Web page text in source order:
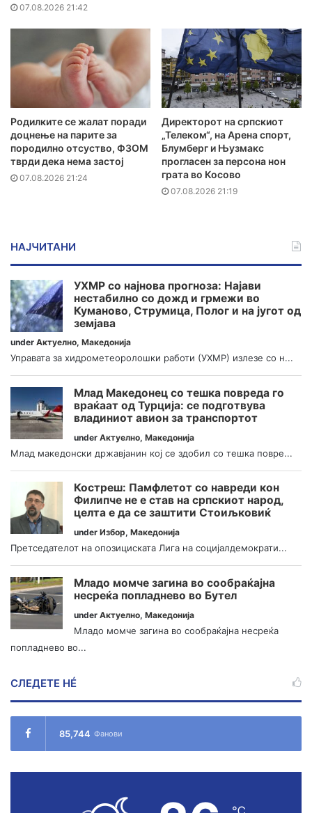
07.08.2026 21:42
Родилките се жалат поради
доцнење на парите за
породилно отсуство, ФЗОМ
тврди дека нема застој
07.08.2026 21:24
Директорот на српскиот
„Телеком“, на Арена спорт,
Блумберг и Њузмакс
прогласен за персона нон
грата во Косово
07.08.2026 21:19
НАЈЧИТАНИ
УХМР со најнова прогноза: Најави
нестабилно со дожд и грмежи во
Куманово, Струмица, Полог и на југот од
земјава
under Актуелно, Македонија
Управата за хидрометеоролошки работи (УХМР) излезе со н...
Млад Македонец со тешка повреда го
враќаат од Турција: се подготвува
владиниот авион за транспортот
under Актуелно, Македонија
Млад македонски државјанин кој се здобил со тешка повре...
Костреш: Памфлетот со навреди кон
Филипче не е став на српскиот народ,
целта е да се заштити Стоиљковиќ
under Избор, Македонија
Претседателот на опозициската Лига на социјалдемократи...
Младо момче загина во сообраќајна
несреќа попладнево во Бутел
under Актуелно, Македонија
Младо момче загина во сообраќајна несреќа
попладнево во...
СЛЕДЕТЕ НÉ
85,744 Фанови